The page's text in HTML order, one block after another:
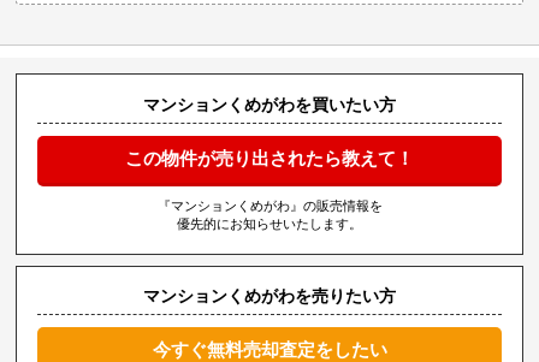
マンションくめがわを買いたい方
この物件が売り出されたら教えて！
『マンションくめがわ』の販売情報を
優先的にお知らせいたします。
マンションくめがわを売りたい方
今すぐ無料売却査定をしたい